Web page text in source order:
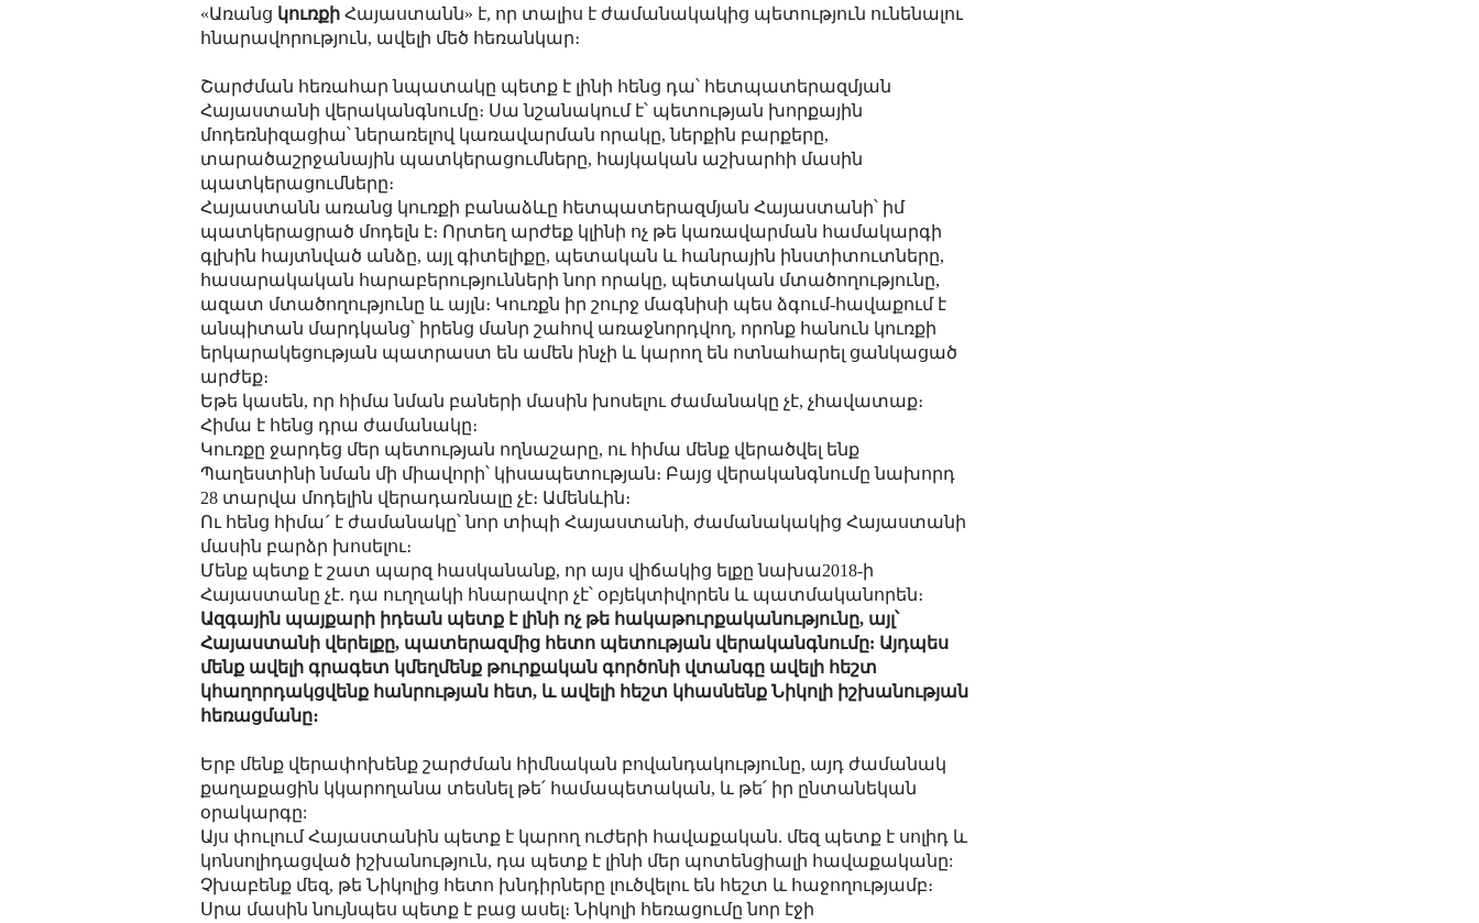
«Առանց կուռքի Հայաստանն» է, որ տալիս է ժամանակակից պետություն ունենալու
հնարավորություն, ավելի մեծ հեռանկար։
Շարժման հեռահար նպատակը պետք է լինի հենց դա՝ հետպատերազմյան
Հայաստանի վերականգնումը։ Սա նշանակում է՝ պետության խորքային
մոդեռնիզացիա՝ ներառելով կառավարման որակը, ներքին բարքերը,
տարածաշրջանային պատկերացումները, հայկական աշխարհի մասին
պատկերացումները։
Հայաստանն առանց կուռքի բանաձևը հետպատերազմյան Հայաստանի՝ իմ
պատկերացրած մոդելն է։ Որտեղ արժեք կլինի ոչ թե կառավարման համակարգի
գլխին հայտնված անձը, այլ գիտելիքը, պետական և հանրային ինստիտուտները,
հասարակական հարաբերությունների նոր որակը, պետական մտածողությունը,
ազատ մտածողությունը և այլն։ Կուռքն իր շուրջ մագնիսի պես ձգում-հավաքում է
անպիտան մարդկանց՝ իրենց մանր շահով առաջնորդվող, որոնք հանուն կուռքի
երկարակեցության պատրաստ են ամեն ինչի և կարող են ոտնահարել ցանկացած
արժեք։
Եթե կասեն, որ հիմա նման բաների մասին խոսելու ժամանակը չէ, չհավատաք։
Հիմա է հենց դրա ժամանակը։
Կուռքը ջարդեց մեր պետության ողնաշարը, ու հիմա մենք վերածվել ենք
Պաղեստինի նման մի միավորի՝ կիսապետության։ Բայց վերականգնումը նախորդ
28 տարվա մոդելին վերադառնալը չէ։ Ամենևին։
Ու հենց հիմա´ է ժամանակը՝ նոր տիպի Հայաստանի, ժամանակակից Հայաստանի
մասին բարձր խոսելու։
Մենք պետք է շատ պարզ հասկանանք, որ այս վիճակից ելքը նախա2018-ի
Հայաստանը չէ. դա ուղղակի հնարավոր չէ՝ օբյեկտիվորեն և պատմականորեն։
Ազգային պայքարի իդեան պետք է լինի ոչ թե հակաթուրքականությունը, այլ՝
Հայաստանի վերելքը, պատերազմից հետո պետության վերականգնումը: Այդպես
մենք ավելի գրագետ կմեղմենք թուրքական գործոնի վտանգը ավելի հեշտ
կհաղորդակցվենք հանրության հետ, և ավելի հեշտ կհասնենք Նիկոլի իշխանության
հեռացմանը։
Երբ մենք վերափոխենք շարժման հիմնական բովանդակությունը, այդ ժամանակ
քաղաքացին կկարողանա տեսնել թե՛ համապետական, և թե՛ իր ընտանեկան
օրակարգը:
Այս փուլում Հայաստանին պետք է կարող ուժերի հավաքական. մեզ պետք է սոլիդ և
կոնսոլիդացված իշխանություն, դա պետք է լինի մեր պոտենցիալի հավաքականը:
Չխաբենք մեզ, թե Նիկոլից հետո խնդիրները լուծվելու են հեշտ և հաջողությամբ։
Սրա մասին նույնպես պետք է բաց ասել։ Նիկոլի հեռացումը նոր էջի